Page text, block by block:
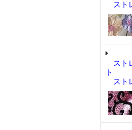
スト
スト
ト
スト